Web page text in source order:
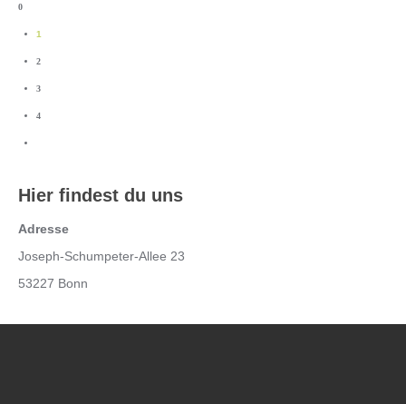
0
1
2
3
4
Hier findest du uns
Adresse
Joseph-Schumpeter-Allee 23
53227 Bonn